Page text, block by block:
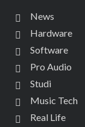
News
Hardware
Software
Pro Audio
Studi
Music Tech
Real Life